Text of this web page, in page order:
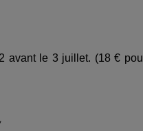
avant le 3 juillet. (18 €